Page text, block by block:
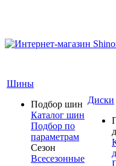
Шины
Подбор шин
Каталог шин
Подбор по
параметрам
Сезон
Всесезонные
Диски